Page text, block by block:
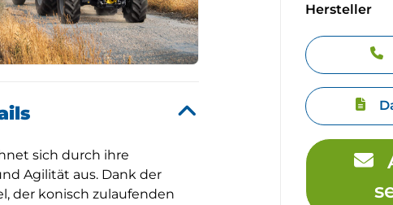
sich durch ihre
Agilität aus. Dank der
der konisch zulaufenden
Hersteller